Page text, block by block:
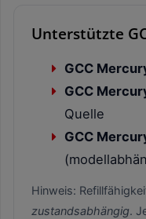
Unterstützte
GCC
GCC
Quelle
GCC
Hinweis:
zustandsabhängig.